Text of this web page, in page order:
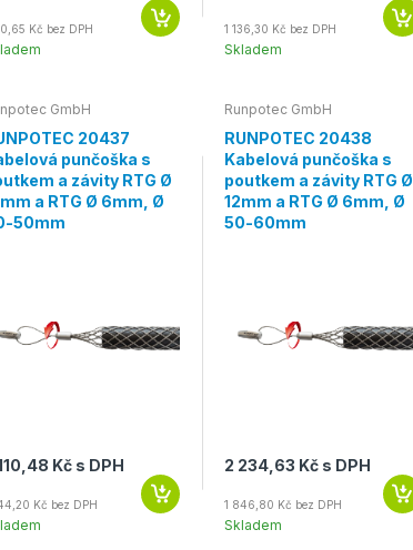
Kč bez DPH 1 136,30 Kč bez DPH
Skladem
GmbH
20437
punčoška s
a závity RTG Ø
a RTG Ø 6mm, Ø
50mm
Kč s DPH
Kč bez DPH
Runpotec GmbH
RUNPOTEC 20438
Kabelová punčoška s
poutkem a závity RTG Ø
12mm a RTG Ø 6mm, Ø
50-60mm
2 234,63 Kč s DPH
1 846,80 Kč bez DPH
Skladem